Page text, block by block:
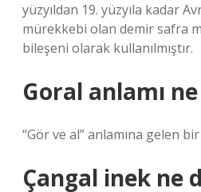
yüzyıldan 19. yüzyıla kadar
mürekkebi olan demir safra
bileşeni olarak kullanılmıştır.
Goral anlamı
“Gör ve al” anlamına gelen
Çangal inek ne